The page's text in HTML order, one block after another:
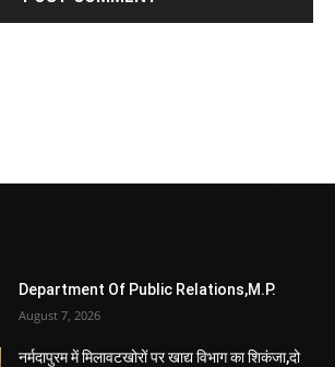
Department Of Public Relations,M.P.
August 7, 2026
नर्मदापुरम में मिलावटखोरों पर खाद्य विभाग का शिकंजा,दो